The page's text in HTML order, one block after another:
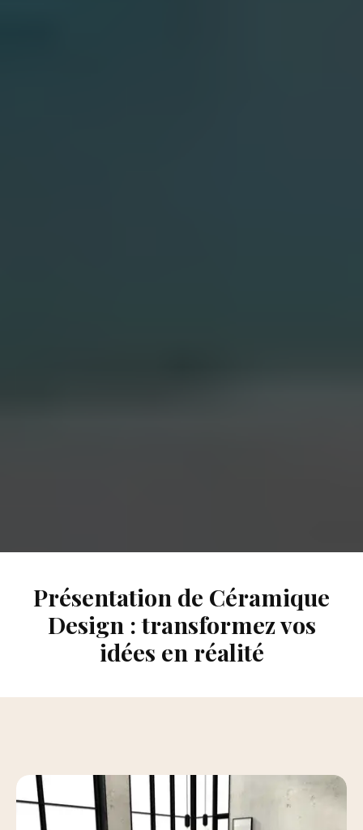
Présentation de Céramique
Design : transformez vos
idées en réalité